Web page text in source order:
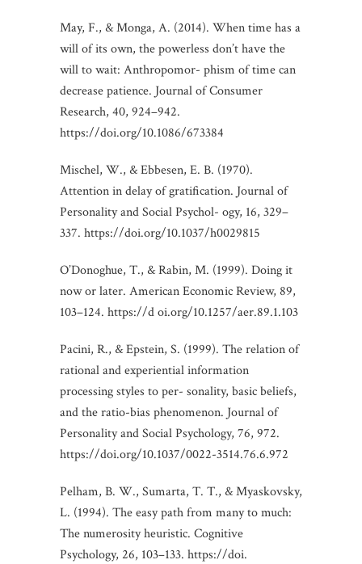
May, F., & Monga, A. (2014). When time has a
will of its own, the powerless don’t have the
will to wait: Anthropomor- phism of time can
decrease patience. Journal of Consumer
Research, 40, 924–942.
https://doi.org/10.1086/673384
Mischel, W., & Ebbesen, E. B. (1970).
Attention in delay of gratification. Journal of
Personality and Social Psychol- ogy, 16, 329–
337. https://doi.org/10.1037/h0029815
O’Donoghue, T., & Rabin, M. (1999). Doing it
now or later. American Economic Review, 89,
103–124. https://d oi.org/10.1257/aer.89.1.103
Pacini, R., & Epstein, S. (1999). The relation of
rational and experiential information
processing styles to per- sonality, basic beliefs,
and the ratio-bias phenomenon. Journal of
Personality and Social Psychology, 76, 972.
https://doi.org/10.1037/0022-3514.76.6.972
Pelham, B. W., Sumarta, T. T., & Myaskovsky,
L. (1994). The easy path from many to much:
The numerosity heuristic. Cognitive
Psychology, 26, 103–133. https://doi.